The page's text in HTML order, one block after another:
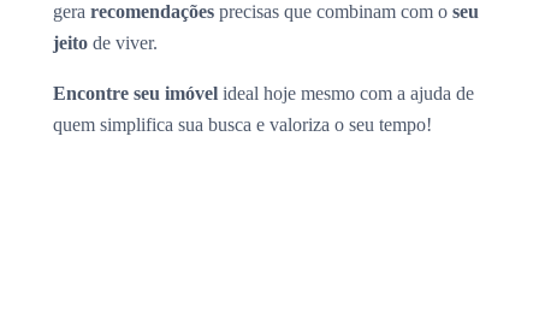
gera recomendações precisas que combinam com o seu
jeito de viver.
Encontre seu imóvel ideal hoje mesmo com a ajuda de
quem simplifica sua busca e valoriza o seu tempo!